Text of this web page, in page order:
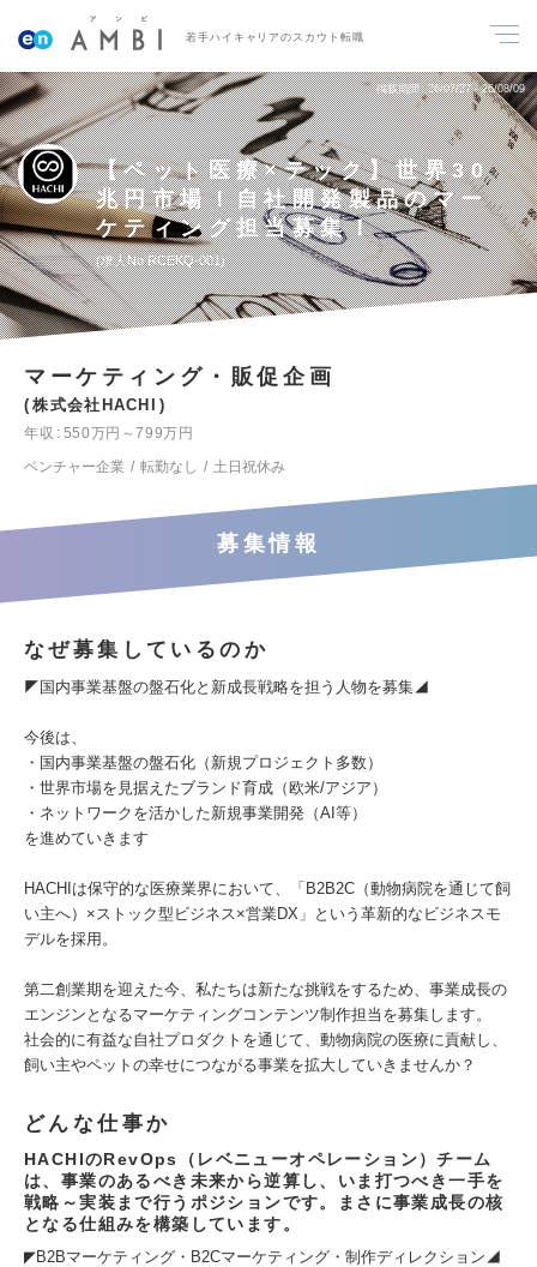
若手ハイキャリアのスカウト転職
掲載期間 26/07/27～26/08/09
【ペット医療×テック】世界30
兆円市場！自社開発製品のマー
ケティング担当募集！
求人No.RCEKQ-001
マーケティング・販促企画
株式会社HACHI
年収
550万円～799万円
ベンチャー企業
転勤なし 土日祝休み
募集情報
なぜ募集しているのか
◤国内事業基盤の盤石化と新成長戦略を担う人物を募集◢
今後は、
・国内事業基盤の盤石化（新規プロジェクト多数）
・世界市場を見据えたブランド育成（欧米/アジア）
・ネットワークを活かした新規事業開発（AI等）
を進めていきます
HACHIは保守的な医療業界において、「B2B2C（動物病院を通じて飼
い主へ）×ストック型ビジネス×営業DX」という革新的なビジネスモ
デルを採用。
第二創業期を迎えた今、私たちは新たな挑戦をするため、事業成長の
エンジンとなるマーケティングコンテンツ制作担当を募集します。
社会的に有益な自社プロダクトを通じて、動物病院の医療に貢献し、
飼い主やペットの幸せにつながる事業を拡大していきませんか？
どんな仕事か
HACHIのRevOps（レベニューオペレーション）チーム
は、事業のあるべき未来から逆算し、いま打つべき一手を
戦略～実装まで行うポジションです。まさに事業成長の核
となる仕組みを構築しています。
◤B2Bマーケティング・B2Cマーケティング・制作ディレクション◢